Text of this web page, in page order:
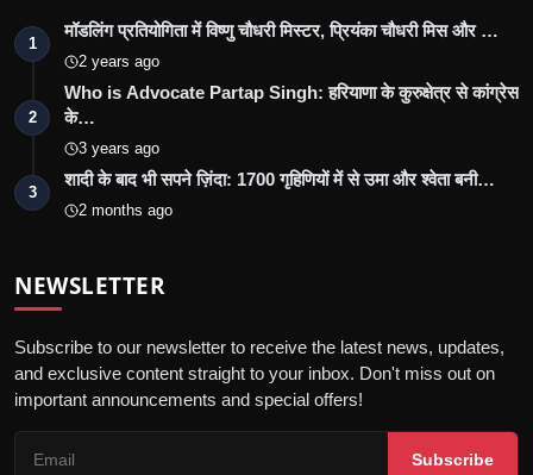
1
मॉडलिंग प्रतियोगिता में विष्णु चौधरी मिस्टर, प्रियंका चौधरी मिस और …
2 years ago
2
Who is Advocate Partap Singh: हरियाणा के कुरुक्षेत्र से कांग्रेस
के…
3 years ago
3
शादी के बाद भी सपने ज़िंदा: 1700 गृहिणियों में से उमा और श्वेता बनी…
2 months ago
NEWSLETTER
Subscribe to our newsletter to receive the latest news, updates,
and exclusive content straight to your inbox. Don't miss out on
important announcements and special offers!
Subscribe